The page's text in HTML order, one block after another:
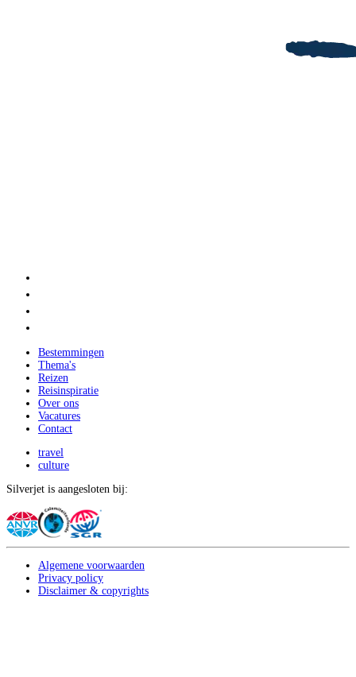
Bestemmingen
Thema's
Reizen
Reisinspiratie
Over ons
Vacatures
Contact
travel
culture
Silverjet is aangesloten bij:
Algemene voorwaarden
Privacy policy
Disclaimer & copyrights